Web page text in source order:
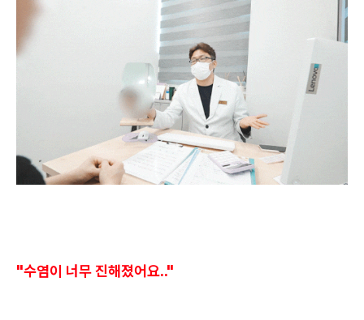
"수염이 너무 진해졌어요.."